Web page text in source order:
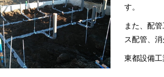
す。
また、配
ス配管、
東都設備工